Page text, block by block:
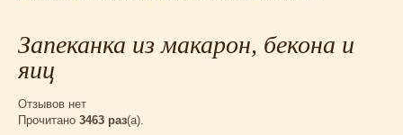
Запеканка из макарон, бекона и
яиц
Отзывов нет
Прочитано 3463 раз(a).